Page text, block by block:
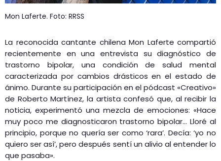
Mon Laferte. Foto: RRSS
La reconocida cantante chilena Mon Laferte compartió
recientemente en una entrevista su diagnóstico de
trastorno bipolar, una condición de salud mental
caracterizada por cambios drásticos en el estado de
ánimo. Durante su participación en el pódcast «Creativo»
de Roberto Martínez, la artista confesó que, al recibir la
noticia, experimentó una mezcla de emociones: «Hace
muy poco me diagnosticaron trastorno bipolar… Lloré al
principio, porque no quería ser como ‘rara’. Decía: ‘yo no
quiero ser así’, pero después sentí un alivio al entender lo
que pasaba».